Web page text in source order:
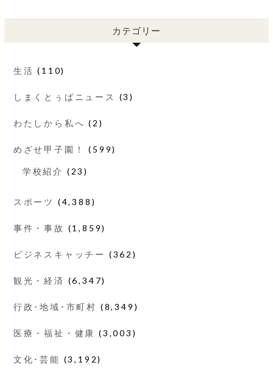
カテゴリー
生活 (110)
しまくとぅばニュース (3)
わたしから私へ (2)
めざせ甲子園！ (599)
学校紹介 (23)
スポーツ (4,388)
事件・事故 (1,859)
ビジネスキャッチー (362)
観光・経済 (6,347)
行政･地域･市町村 (8,349)
医療・福祉・健康 (3,003)
文化･芸能 (3,192)